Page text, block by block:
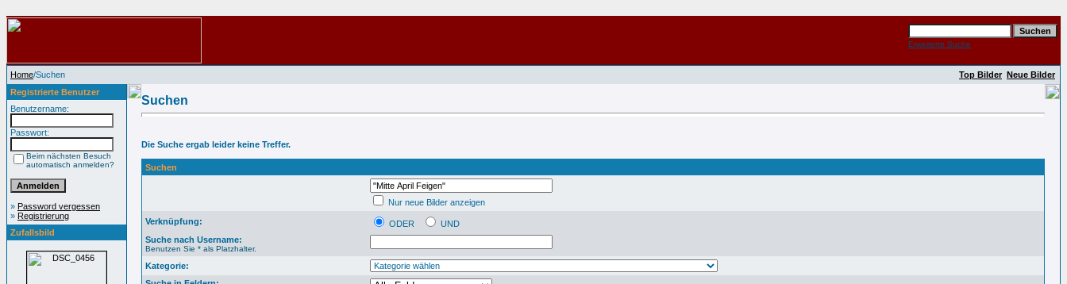
Erweiterte Suche
Home/Suchen Top Bilder Neue Bilder
Registrierte Benutzer
Benutzername:
Passwort:
Beim nächsten Besuch
automatisch anmelden?
» Password vergessen
» Registrierung
Zufallsbild
Suchen
Die Suche ergab leider keine Treffer.
Suchen
Nur neue Bilder anzeigen
Verknüpfung:
ODER
UND
Suche nach Username:
Benutzen Sie * als Platzhalter.
Kategorie: